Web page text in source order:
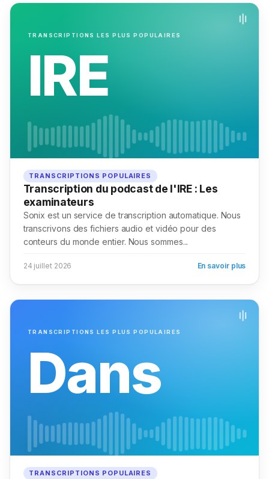
TRANSCRIPTIONS LES PLUS POPULAIRES
IRE
TRANSCRIPTIONS POPULAIRES
Transcription du podcast de l'IRE : Les
examinateurs
Sonix est un service de transcription automatique. Nous
transcrivons des fichiers audio et vidéo pour des
conteurs du monde entier. Nous sommes...
24 juillet 2026 En savoir plus
TRANSCRIPTIONS LES PLUS POPULAIRES
Dans
TRANSCRIPTIONS POPULAIRES